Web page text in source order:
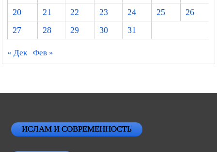
20
21 22 23 24 25
26
27
28 29 30 31
« Дек Фев »
ИСЛАМ И СОВРЕМЕННОСТЬ